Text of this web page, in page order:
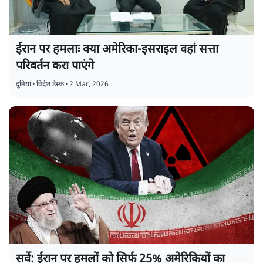
ईरान पर हमलाः क्या अमेरिका-इसराइल वहां सत्ता
परिवर्तन करा पाएंगे
दुनिया•विदेश डेस्क•2 Mar, 2026
सर्वे: ईरान पर हमलों को सिर्फ 25% अमेरिकियों का